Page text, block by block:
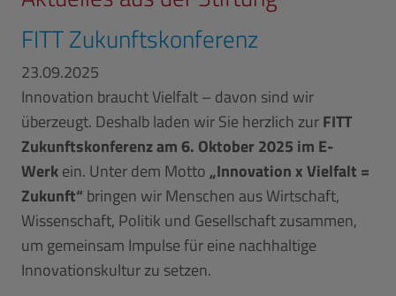
FITT Zukunftskonferenz
23.09.2025
Innovation braucht Vielfalt – davon sind wir
überzeugt. Deshalb laden wir Sie herzlich zurFITT
Zukunftskonferenz am 6. Oktober 2025 im E-
Werkein. Unter dem Motto„Innovation x Vielfalt =
Zukunft“ bringen wir Menschen aus Wirtschaft,
Wissenschaft, Politik und Gesellschaft zusammen,
um gemeinsam Impulse für eine nachhaltige
Innovationskultur zu setzen.